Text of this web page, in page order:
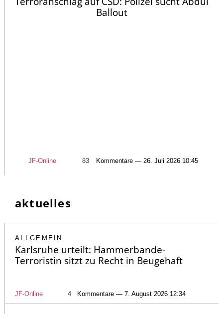
Ballout
JF-Online 83 Kommentare — 26. Juli 2026 10:45
aktuelles
ALLGEMEIN
Karlsruhe urteilt: Hammerbande-
Terroristin sitzt zu Recht in Beugehaft
JF-Online 4 Kommentare — 7. August 2026 12:34